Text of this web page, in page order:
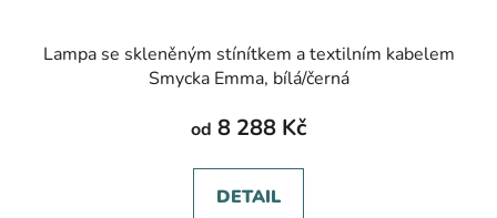
Lampa se skleněným stínítkem a textilním kabelem
Smycka Emma, bílá/černá
od 8 288 Kč
DETAIL